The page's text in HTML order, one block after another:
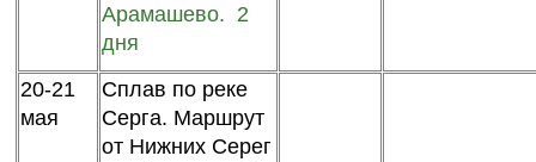
Арамашево. 2
дня
20-21
мая
Сплав по реке
Серга. Маршрут
от Нижних Серег